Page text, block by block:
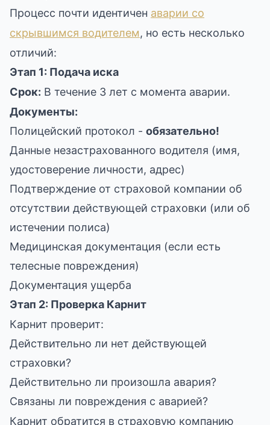
Процесс почти идентичен аварии со
скрывшимся водителем, но есть несколько
отличий:
Этап 1: Подача иска
Срок: В течение 3 лет с момента аварии.
Документы:
Полицейский протокол - обязательно!
Данные незастрахованного водителя (имя,
удостоверение личности, адрес)
Подтверждение от страховой компании об
отсутствии действующей страховки (или об
истечении полиса)
Медицинская документация (если есть
телесные повреждения)
Документация ущерба
Этап 2: Проверка Карнит
Карнит проверит:
Действительно ли нет действующей
страховки?
Действительно ли произошла авария?
Связаны ли повреждения с аварией?
Карнит обратится в страховую компанию